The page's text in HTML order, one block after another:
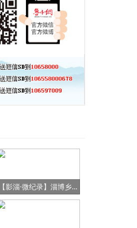
【影淄·微纪录】淄博乡村女书记的“变形记”